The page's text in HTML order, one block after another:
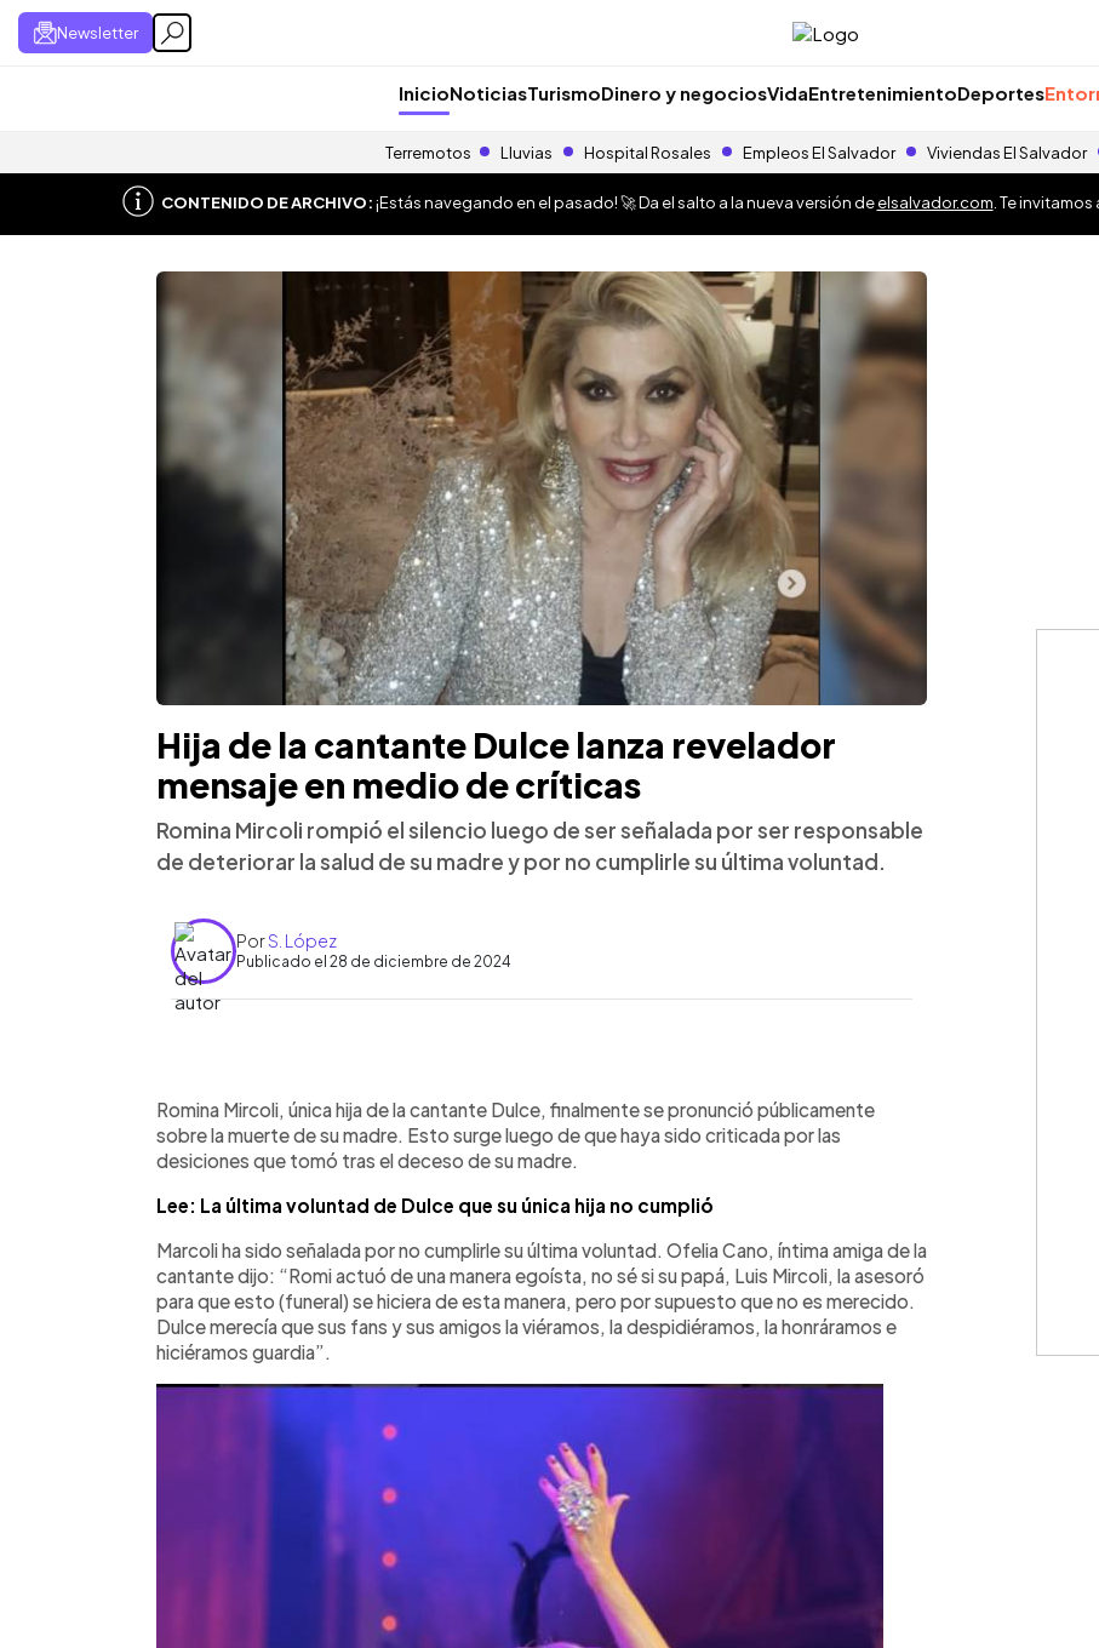
Newsletter
InicioNoticiasTurismoDinero y negociosVidaEntretenimientoDeportes
Terremotos Lluvias Hospital Rosales Empleos El Salvador Viviendas El Salvador
CONTENIDO DE ARCHIVO:¡Estás navegando en el pasado! 🚀 Da el salto a la nueva versión deelsalvador.com . Te
Hija de la cantante Dulce lanza revelador
mensaje en medio de críticas
Romina Mircoli rompió el silencio luego de ser señalada por ser responsable
de deteriorar la salud de su madre y por no cumplirle su última voluntad.
PorS. López
Publicado el 28 de diciembre de 2024
► Escuchar artículo
Romina Mircoli, única hija de la cantante Dulce, finalmente se pronunció públicamente
sobre la muerte de su madre. Esto surge luego de que haya sido criticada por las
desiciones que tomó tras el deceso de su madre.
Lee: La última voluntad de Dulce que su única hija no cumplió
Marcoli ha sido señalada por no cumplirle su última voluntad. Ofelia Cano, íntima amiga de la
cantante dijo: “Romi actuó de una manera egoísta, no sé si su papá, Luis Mircoli, la asesoró
para que esto (funeral) se hiciera de esta manera, pero por supuesto que no es merecido.
Dulce merecía que sus fans y sus amigos la viéramos, la despidiéramos, la honráramos e
hiciéramos guardia”.